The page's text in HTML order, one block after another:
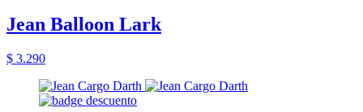
Jean Balloon Lark
$ 3.290